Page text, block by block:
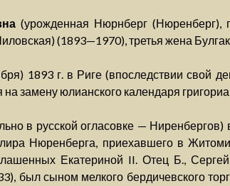
(урожденная Нюрнберг
(1893—1970), третья жена
1893 г. в Риге (впоследствии свой
замену юлианского календаря
в русской огласовке — Ниренбергов)
Нюренберга, приехавшего в
Екатериной II. Отец Б.,
был сыном мелкого бердичевского